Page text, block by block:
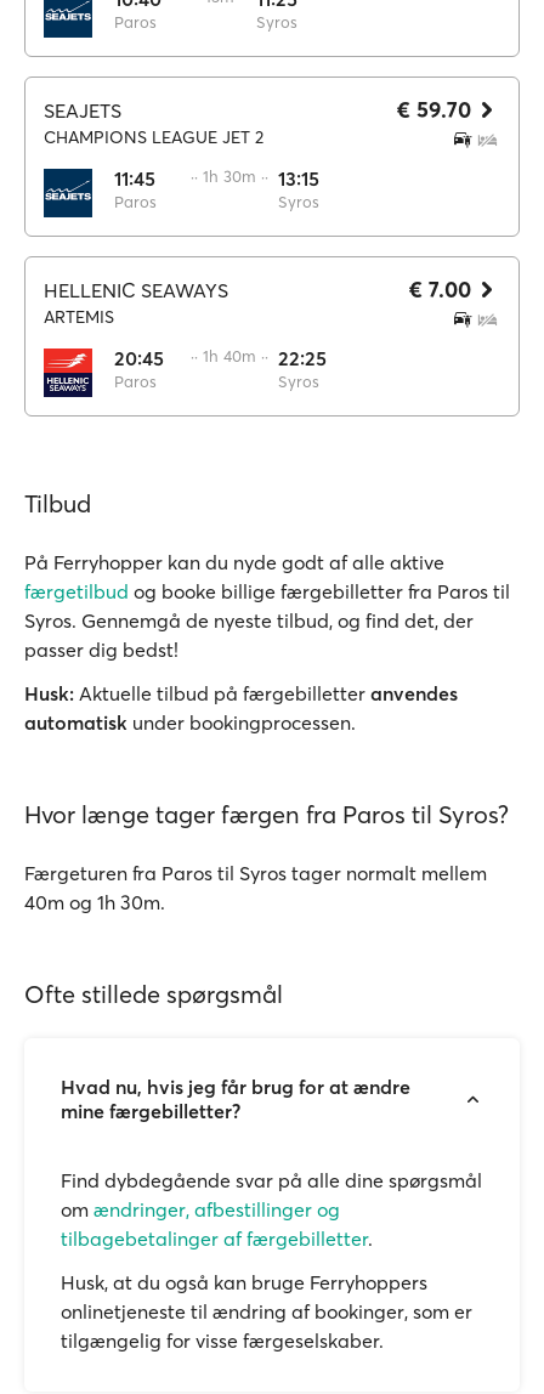
Paros Syros
SEAJETS
CHAMPIONS LEAGUE JET 2
11:45
Paros
·· 1h 30m ·· 13:15
Syros
€ 59.70
HELLENIC SEAWAYS
ARTEMIS
20:45
Paros
·· 1h 40m ·· 22:25
Syros
€ 7.00
Tilbud
På Ferryhopper kan du nyde godt af alle aktive
færgetilbud og booke billige færgebilletter fra Paros til
Syros. Gennemgå de nyeste tilbud, og find det, der
passer dig bedst!
Husk: Aktuelle tilbud på færgebilletter anvendes
automatisk under bookingprocessen.
Hvor længe tager færgen fra Paros til Syros?
Færgeturen fra Paros til Syros tager normalt mellem
40m og 1h 30m.
Ofte stillede spørgsmål
Hvad nu, hvis jeg får brug for at ændre
mine færgebilletter?
Find dybdegående svar på alle dine spørgsmål
om ændringer, afbestillinger og
tilbagebetalinger af færgebilletter.
Husk, at du også kan bruge Ferryhoppers
onlinetjeneste til ændring af bookinger, som er
tilgængelig for visse færgeselskaber.